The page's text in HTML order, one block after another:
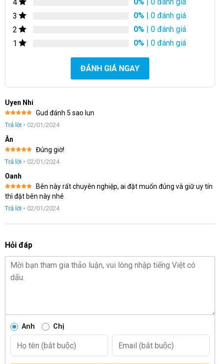
4
3
0% | 0 đánh giá
2
0% | 0 đánh giá
1
0% | 0 đánh giá
ĐÁNH GIÁ NGAY
Uyen Nhi
Được xếp
hạng5 5
Gud đánh 5 sao lun
Trả lời • 02/01/2024
Ân
Được xếp
hạng5 5
Đúng giờ!
Trả lời • 02/01/2024
Oanh
Được xếp
hạng55
sao
Bên này rất chuyên nghiệp, ai đặt muốn đúng và giữ uy tín
thì đặt bên này nhé
Trả lời • 02/01/2024
Hỏi đáp
Anh Chị